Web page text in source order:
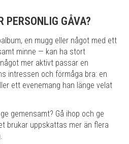
PERSONLIG GÅVA?
en mugg eller något med ett
minne — kan ha stort
mer aktivt passar en
intressen och förmåga bra: en
ett evenemang han länge velat
gemensamt? Gå ihop och ge
brukar uppskattas mer än flera